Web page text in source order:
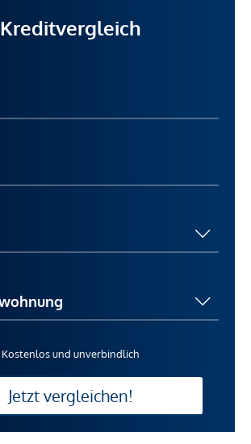
Kreditvergleich
Kostenlos und unverbindlich
Jetzt vergleichen!